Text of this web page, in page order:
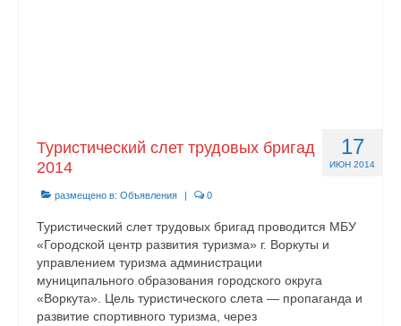
17
ИЮН 2014
Туристический слет трудовых бригад
2014
размещено в: Объявления | 0
Туристический слет трудовых бригад проводится МБУ
«Городской центр развития туризма» г. Воркуты и
управлением туризма администрации
муниципального образования городского округа
«Воркута». Цель туристического слета — пропаганда и
развитие спортивного туризма, через